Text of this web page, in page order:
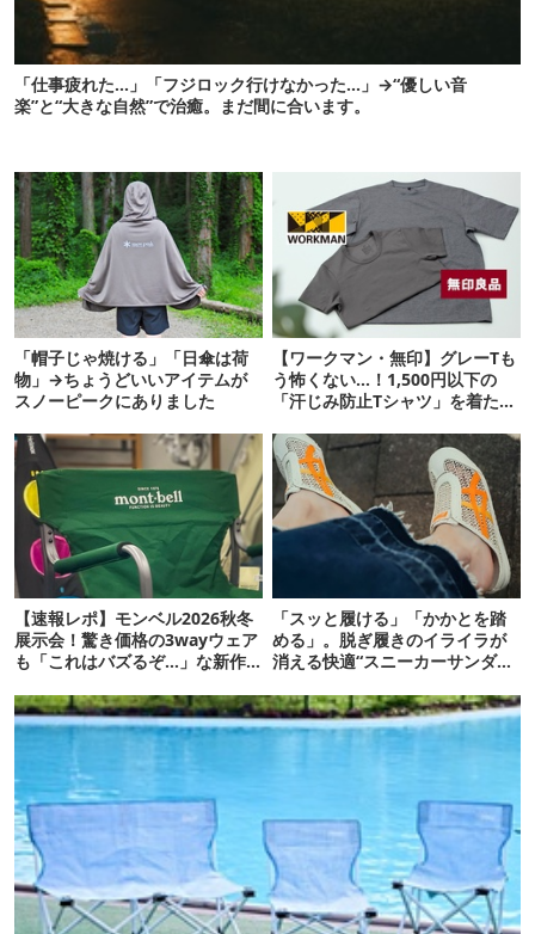
「仕事疲れた…」「フジロック行けなかった…」→“優しい音
楽”と“大きな自然”で治癒。まだ間に合います。
「帽子じゃ焼ける」「日傘は荷
物」→ちょうどいいアイテムが
スノーピークにありました
【ワークマン・無印】グレーTも
う怖くない…！1,500円以下の
「汗じみ防止Tシャツ」を着たら
【速報レポ】モンベル2026秋冬
展示会！驚き価格の3wayウェア
も「これはバズるぞ…」な新作
「スッと履ける」「かかとを踏
める」。脱ぎ履きのイライラが
消える快適“スニーカーサンダ